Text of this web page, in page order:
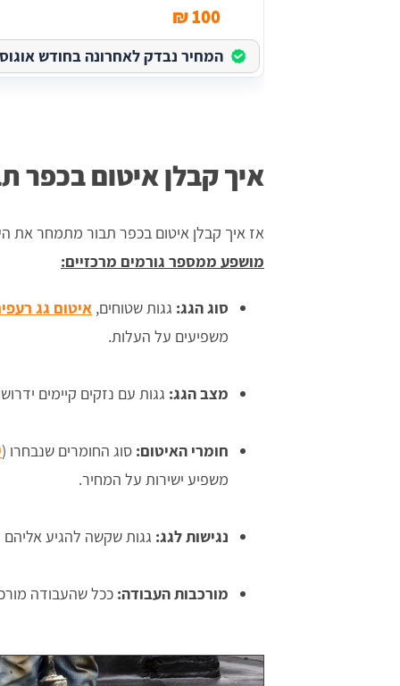
100 ₪
המחיר נבדק לאחרונה בחודש אוגוסט
איך קבלן איטום
אז איך קבלן איטום בכפר תבור מתמחר את
מושפע ממספר גורמים מרכזיים:
סוג הגג: גגות שטוחים, איטום גג
משפיעים על העלות.
מצב הגג: גגות עם נזקים קיימים
חומרי האיטום: סוג החומרים שנבחרו (
משפיע ישירות על המחיר.
נגישות לגג: גגות שקשה להגיע אליהם
מורכבות העבודה: ככל שהעבודה